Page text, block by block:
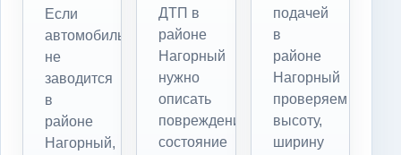
Если
автомобиль
не
заводится
в
районе
Нагорный,
ДТП в
районе
Нагорный
нужно
описать
повреждения,
состояние
подачей
в
районе
Нагорный
проверяем
высоту,
ширину